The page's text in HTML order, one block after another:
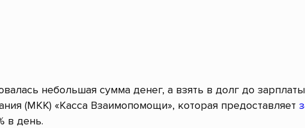
небольшая сумма денег, а взять в долг до
(МКК) «Касса Взаимопомощи», которая предоставляет
в день.